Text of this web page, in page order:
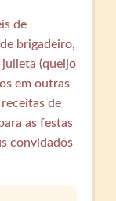
de
brigadeiro,
julieta (queijo
em outras
de
as festas
convidados